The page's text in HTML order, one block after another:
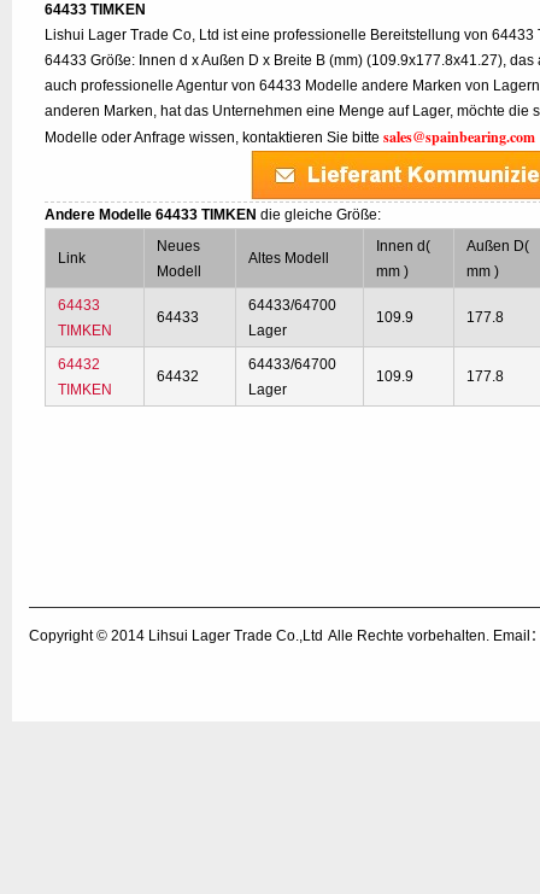
64433 TIMKEN
Lishui Lager Trade Co, Ltd ist eine professionelle Bereitstellung von
64433 Größe: Innen d x Außen D x Breite B (mm) (109.9x177.8x41.27),
auch professionelle Agentur von 64433 Modelle andere Marken von
anderen Marken, hat das Unternehmen eine Menge auf Lager, möchte die
Modelle oder Anfrage wissen, kontaktieren Sie bittesales@spainbearing.com
Andere Modelle 64433 TIMKEN die gleiche Größe:
Link
Neues
Modell
Altes Modell
Innen d(
mm )
Außen D(
mm )
64433
TIMKEN
64433
64433/64700
Lager
109.9 177.8
64432
TIMKEN
64432
64433/64700
Lager
109.9 177.8
Copyright © 2014 Lihsui Lager Trade Co.,Ltd Alle Rechte vorbehalten. Email